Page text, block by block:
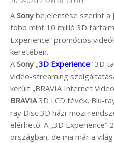
A Sony bejelentése szerint a
több mint 10 millió 3D
Experience” promóciós
keretében.
A Sony „3D Experience” 3D
video-streaming
került „BRAVIA Internet
BRAVIA3D LCD tévék, Blu-
ray Disc 3D házi-mozi
elérhető. A „3D Experience”
országban, de ma már a